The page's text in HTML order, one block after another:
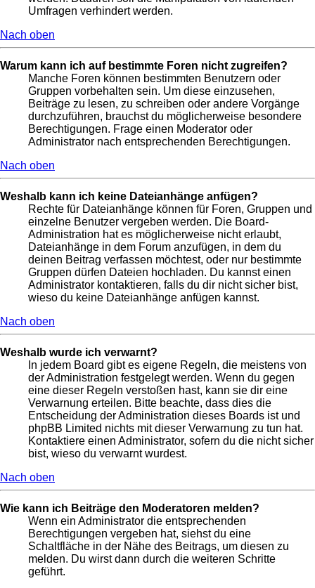
Umfragen verhindert werden.
Nach oben
Warum kann ich auf bestimmte Foren nicht zugreifen?
Manche Foren können bestimmten Benutzern oder
Gruppen vorbehalten sein. Um diese einzusehen,
Beiträge zu lesen, zu schreiben oder andere Vorgänge
durchzuführen, brauchst du möglicherweise besondere
Berechtigungen. Frage einen Moderator oder
Administrator nach entsprechenden Berechtigungen.
Nach oben
Weshalb kann ich keine Dateianhänge anfügen?
Rechte für Dateianhänge können für Foren, Gruppen und
einzelne Benutzer vergeben werden. Die Board-
Administration hat es möglicherweise nicht erlaubt,
Dateianhänge in dem Forum anzufügen, in dem du
deinen Beitrag verfassen möchtest, oder nur bestimmte
Gruppen dürfen Dateien hochladen. Du kannst einen
Administrator kontaktieren, falls du dir nicht sicher bist,
wieso du keine Dateianhänge anfügen kannst.
Nach oben
Weshalb wurde ich verwarnt?
In jedem Board gibt es eigene Regeln, die meistens von
der Administration festgelegt werden. Wenn du gegen
eine dieser Regeln verstoßen hast, kann sie dir eine
Verwarnung erteilen. Bitte beachte, dass dies die
Entscheidung der Administration dieses Boards ist und
phpBB Limited nichts mit dieser Verwarnung zu tun hat.
Kontaktiere einen Administrator, sofern du die nicht sicher
bist, wieso du verwarnt wurdest.
Nach oben
Wie kann ich Beiträge den Moderatoren melden?
Wenn ein Administrator die entsprechenden
Berechtigungen vergeben hat, siehst du eine
Schaltfläche in der Nähe des Beitrags, um diesen zu
melden. Du wirst dann durch die weiteren Schritte
geführt.